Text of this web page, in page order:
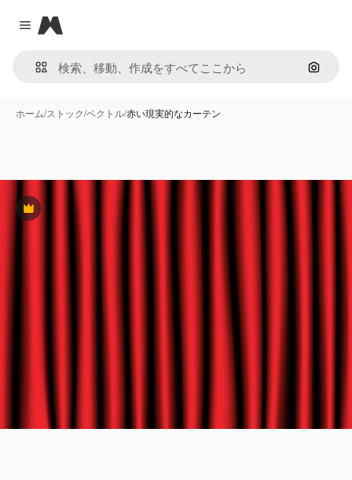
Close menu
Magnific
画像で
ホーム/ストック/ベクトル/赤い現実的なカーテン
Premium